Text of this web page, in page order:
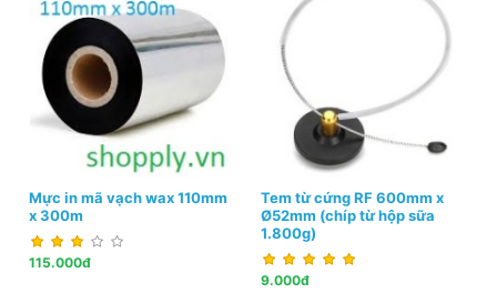
Mực in mã vạch wax 110mm
x 300m
115.000đ
Tem từ cứng RF 600mm x
Ø52mm (chíp từ hộp sữa
1.800g)
9.000đ